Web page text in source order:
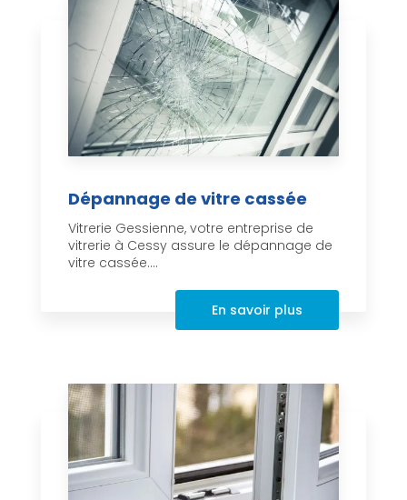
Dépannage de vitre cassée
Vitrerie Gessienne, votre entreprise de
vitrerie à Cessy assure le dépannage de
vitre cassée....
En savoir plus